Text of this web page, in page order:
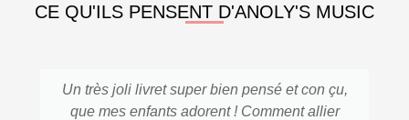
CE QU'ILS PENSENT D'ANOLY'S MUSIC
Un très joli livret super bien pensé et con çu,
que mes enfants adorent ! Comment allier